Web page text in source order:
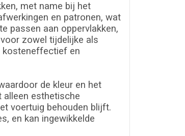
met name bij het
en patronen, wat
passen aan oppervlakken,
zowel tijdelijke als
kosteneffectief en
de kleur en het
alleen esthetische
voertuig behouden blijft.
en kan ingewikkelde